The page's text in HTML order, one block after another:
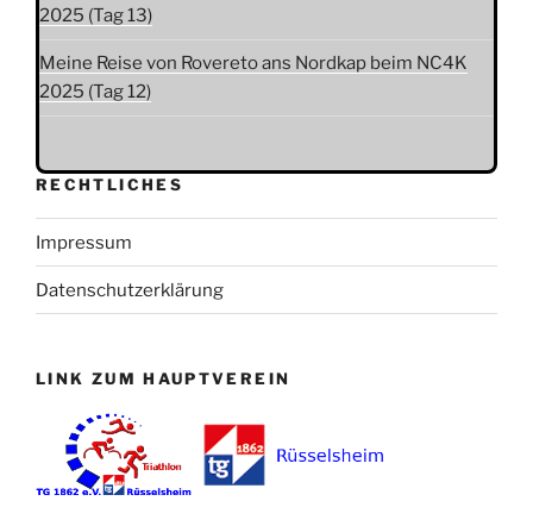
2025 (Tag 13)
Meine Reise von Rovereto ans Nordkap beim NC4K
2025 (Tag 12)
RECHTLICHES
Impressum
Datenschutzerklärung
LINK ZUM HAUPTVEREIN